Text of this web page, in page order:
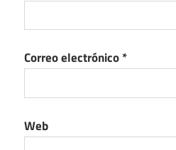
Correo electrónico*
Web